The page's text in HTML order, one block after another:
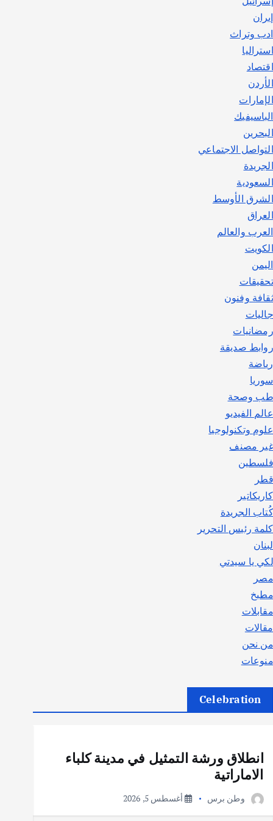
إيران
ادب وتراث
استراليا
اقتصاد
الأردن
الإمارات
الباسيفيك
البحرين
التواصل الاجتماعي
الجريدة
السعودية
الشرق الأوسط
العراق
العرب والعالم
الكويت
اليمن
تحقيقات
ثقافة وفنون
جاليات
رمضانيات
روابط صديقة
رياضة
سوريا
طب وصحة
عالم الفيديو
علوم وتكنولوجيا
غير مصنف
فلسطين
قطر
كاريكاتير
كُتاب الجريدة
كلمة رئيس التحرير
لبنان
لكي يا سيدتي
مصر
مطبخ
مقابلات
مقالات
من نحن
منوعات
Celebration
انطلاق ورشة التمثيل في مدينة كلباء
الاماراتية
وطن برس أغسطس 5, 2026